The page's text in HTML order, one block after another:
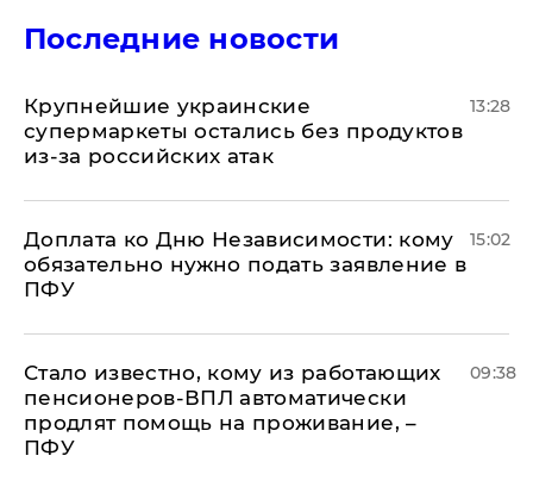
Последние новости
Крупнейшие украинские
супермаркеты остались без продуктов
из-за российских атак
13:28
Доплата ко Дню Независимости: кому
обязательно нужно подать заявление в
ПФУ
15:02
Стало известно, кому из работающих
пенсионеров-ВПЛ автоматически
продлят помощь на проживание, –
ПФУ
09:38